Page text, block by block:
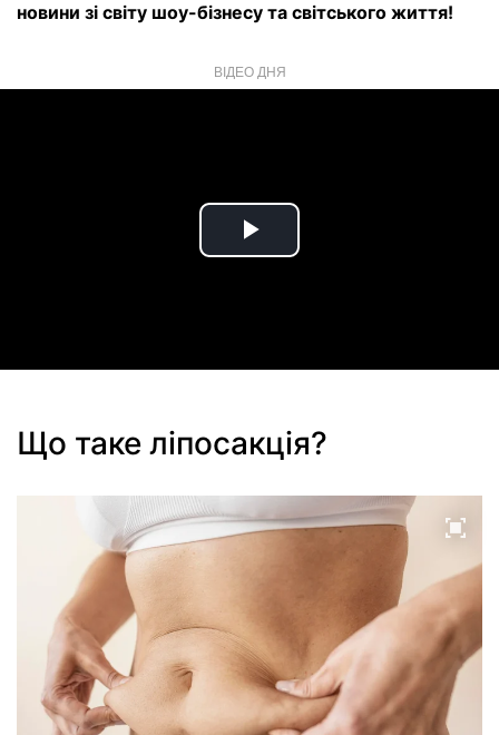
новини зі світу шоу-бізнесу та світського життя!
ВІДЕО ДНЯ
Play
Що таке ліпосакція?